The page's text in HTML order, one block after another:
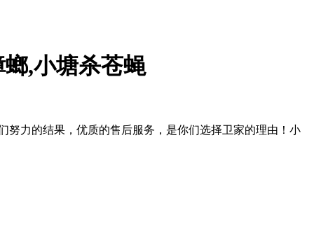
,小塘杀苍蝇
努力的结果，优质的售后服务，是你们选择卫家的理由！小